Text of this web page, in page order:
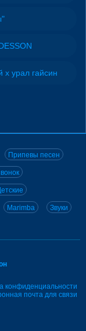
урал гайсин
Припевы песен
Marimba Звуки
конфиденциальности
почта для связи